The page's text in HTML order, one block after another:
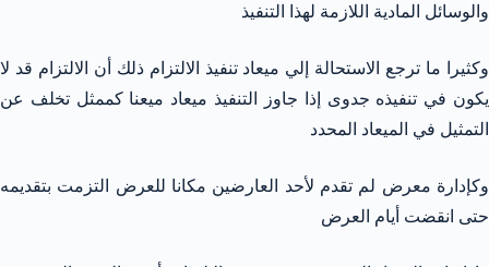
والوسائل المادية اللازمة لهذا التنفيذ
وكثيرا ما ترجع الاستحالة إلي ميعاد تنفيذ الالتزام ذلك أن الالتزام قد لا
يكون في تنفيذه جدوى إذا جاوز التنفيذ ميعاد ميعنا كممثل تخلف عن
التمثيل في الميعاد المحدد
وكإدارة معرض لم تقدم لأحد العارضين مكانا للعرض التزمت بتقديمه
حتى انقضت أيام العرض